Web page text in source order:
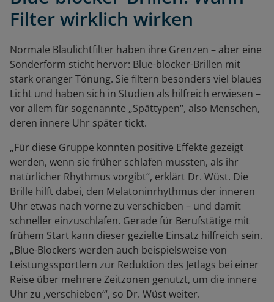
Filter wirklich wirken
Normale Blaulichtfilter haben ihre Grenzen – aber eine
Sonderform sticht hervor: Blue-blocker-Brillen mit
stark oranger Tönung. Sie filtern besonders viel blaues
Licht und haben sich in Studien als hilfreich erwiesen –
vor allem für sogenannte „Spättypen“, also Menschen,
deren innere Uhr später tickt.
„Für diese Gruppe konnten positive Effekte gezeigt
werden, wenn sie früher schlafen mussten, als ihr
natürlicher Rhythmus vorgibt“, erklärt Dr. Wüst. Die
Brille hilft dabei, den Melatoninrhythmus der inneren
Uhr etwas nach vorne zu verschieben – und damit
schneller einzuschlafen. Gerade für Berufstätige mit
frühem Start kann dieser gezielte Einsatz hilfreich sein.
„Blue-Blockers werden auch beispielsweise von
Leistungssportlern zur Reduktion des Jetlags bei einer
Reise über mehrere Zeitzonen genutzt, um die innere
Uhr zu ‚verschieben‘“, so Dr. Wüst weiter.